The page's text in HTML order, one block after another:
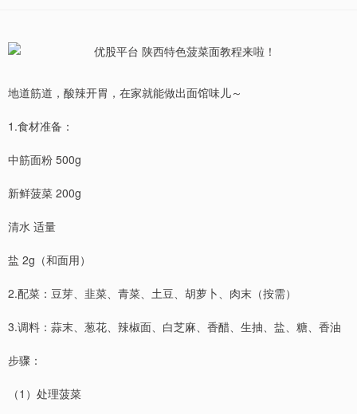
地道筋道，酸辣开胃，在家就能做出面馆味儿～
1.食材准备：
中筋面粉 500g
新鲜菠菜 200g
清水 适量
盐 2g（和面用）
2.配菜：豆芽、韭菜、青菜、土豆、胡萝卜、肉末（按需）
3.调料：蒜末、葱花、辣椒面、白芝麻、香醋、生抽、盐、糖、香油
步骤：
（1）处理菠菜